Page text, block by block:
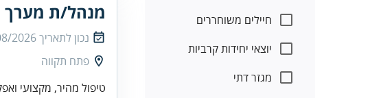
חיילים משוחררים
יוצאי יחידות קרביות
מגזר דתי
מנהל/ת מערך
נכון לתאריך2026
פתח תקווה